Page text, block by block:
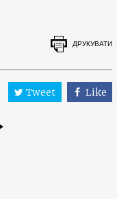
ДРУКУВАТИ
Tweet Like